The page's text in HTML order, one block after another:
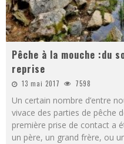
Pêche à la mouche :du
reprise
13 mai 2017 7598
Un certain nombre d’entre
vivace des parties de pêche
première prise de contact a
un père, un grand frère, ou